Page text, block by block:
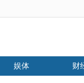
娱体 财